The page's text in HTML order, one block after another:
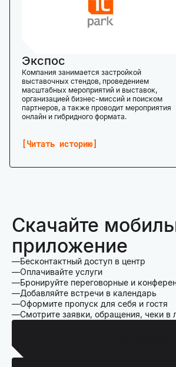
Читать историю
Экспос
Компания занимается застройкой
выставочных стендов, проведением
масштабных мероприятий и выставок,
организацией бизнес-миссий и поиском
партнеров, а также проводит мероприятия
онлайн и гибридного формата.
Скачайте
приложение
Бесконтактный доступ в центр
Оплачивайте услуги
Бронируйте переговорные и
Добавляйте встречи в календарь
Оформите пропуск для себя и гостя
Смотрите заявки, обращения, чеки в